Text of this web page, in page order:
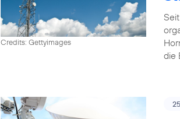
Credits: Gettyimages
die